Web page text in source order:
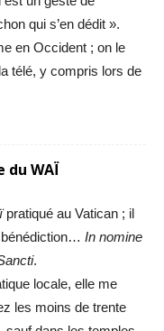
qui s’en dédit ».
en Occident ; on le
télé, y compris lors de
du WAÏ
pratiqué au Vatican ; il
bénédiction… In nomine
.
locale, elle me
les moins de trente